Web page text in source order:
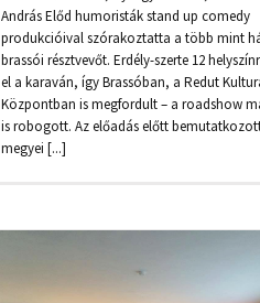
András Előd humoristák stand up comedy
produkcióival szórakoztatta a több mint
brassói résztvevőt. Erdély-szerte 12
el a karaván, így Brassóban, a Redut
Központban is megfordult – a roadshow
is robogott. Az előadás előtt
megyei [...]